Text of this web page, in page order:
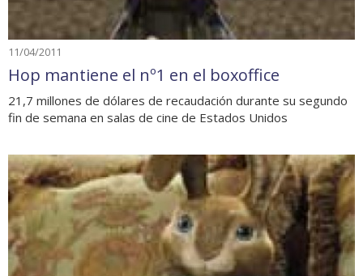
11/04/2011
Hop mantiene el nº1 en el boxoffice
21,7 millones de dólares de recaudación durante su segundo
fin de semana en salas de cine de Estados Unidos